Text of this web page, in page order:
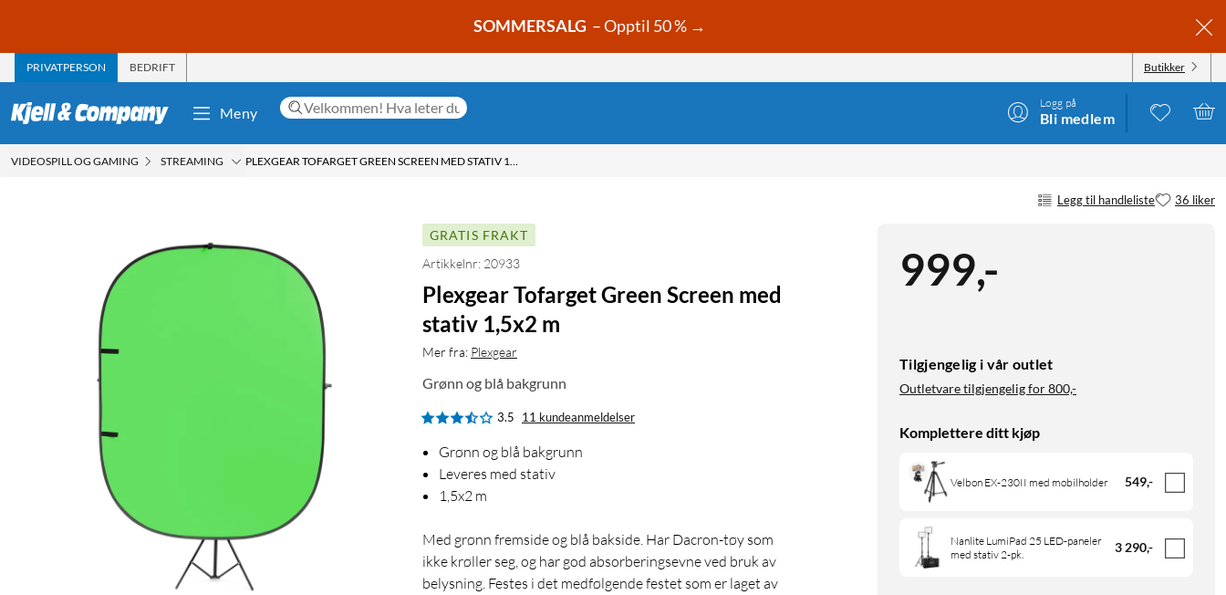
SOMMERSALG – Opptil 50 % →
PRIVATPERSON BEDRIFT Butikker
Meny
Logg på
Bli medlem
VIDEOSPILL OG GAMING STREAMING PLEXGEAR TOFARGET GREEN SCREEN MED STATIV 1,5X2 M
Legg til handleliste 36 liker
999,-
Tilgjengelig i vår outlet
Outletvare tilgjengelig for800,-
Komplettere ditt kjøp
Velbon EX-230II med mobilholder 549,-
Nanlite LumiPad 25 LED-paneler
med stativ 2-pk.
3 290,-
GRATIS FRAKT
Artikkelnr: 20933
Plexgear Tofarget Green Screen med
stativ 1,5x2 m
Mer fra: Plexgear
Grønn og blå bakgrunn
3.5 11 kundeanmeldelser
Grønn og blå bakgrunn
Leveres med stativ
1,5x2 m
Med grønn fremside og blå bakside. Har Dacron-tøy som
ikke krøller seg, og har god absorberingsevne ved bruk av
belysning. Festes i det medfølgende festet som er laget av